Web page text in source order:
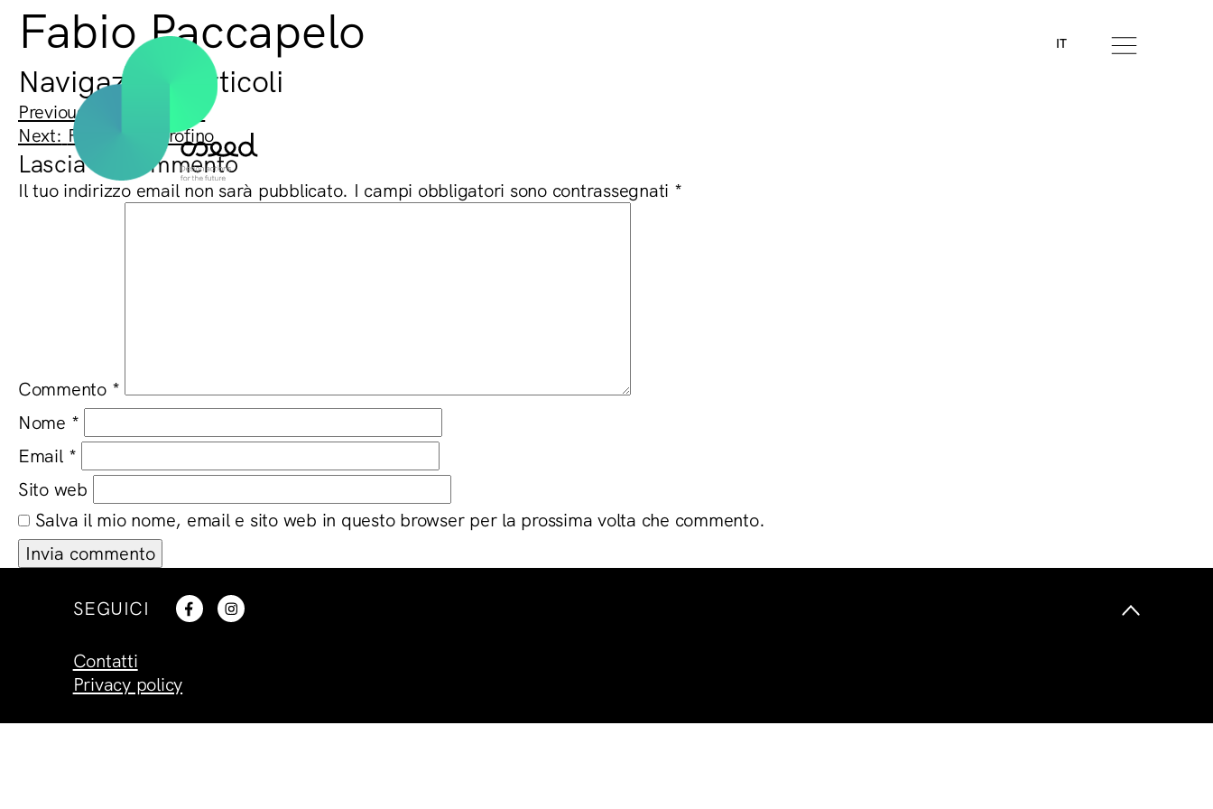
IT
Fabio Paccapelo
Navigazione articoli
Previous:
Aldo Pascucci
Next: Francesco Orofino
Lascia un commento
Il tuo indirizzo email non sarà pubblicato. I campi obbligatori sono contrassegnati *
Commento *
Nome *
Email *
Sito web
Salva il mio nome, email e sito web in questo browser per la prossima volta che commento.
SEGUICI
Contatti
Privacy policy